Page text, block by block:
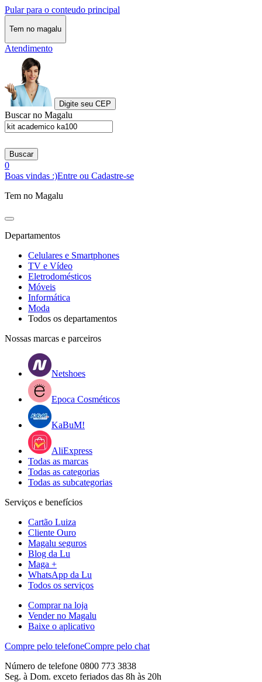
Pular para o conteudo principal
Tem no magalu
Atendimento
Digite seu CEP
Buscar no Magalu
Buscar
0
Boas vindas :)Entre ou Cadastre-se
Tem no Magalu
Departamentos
Celulares e Smartphones
TV e Vídeo
Eletrodomésticos
Móveis
Informática
Moda
Todos os departamentos
Nossas marcas e parceiros
Netshoes
Epoca Cosméticos
KaBuM!
AliExpress
Todas as marcas
Todas as categorias
Todas as subcategorias
Serviços e benefícios
Cartão Luiza
Cliente Ouro
Magalu seguros
Blog da Lu
Maga +
WhatsApp da Lu
Todos os serviços
Comprar na loja
Vender no Magalu
Baixe o aplicativo
Compre pelo telefoneCompre pelo chat
Número de telefone 0800 773 3838
Seg. à Dom. exceto feriados das 8h às 20h